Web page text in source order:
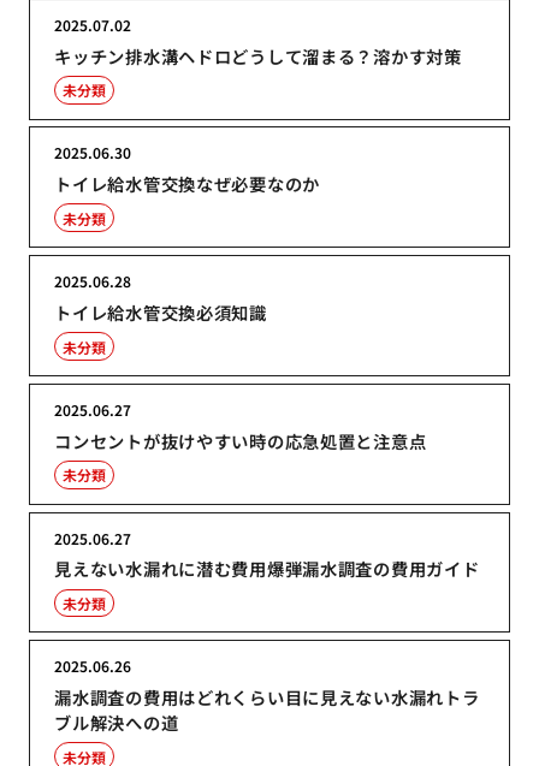
キッチン排水溝ヘドロどうして溜まる？溶かす対策
2025.07.02
未分類
トイレ給水管交換なぜ必要なのか
2025.06.30
未分類
トイレ給水管交換必須知識
2025.06.28
未分類
コンセントが抜けやすい時の応急処置と注意点
2025.06.27
未分類
見えない水漏れに潜む費用爆弾漏水調査の費用ガイド
2025.06.27
未分類
漏水調査の費用はどれくらい目に見えない水漏れトラ
ブル解決への道
2025.06.26
未分類